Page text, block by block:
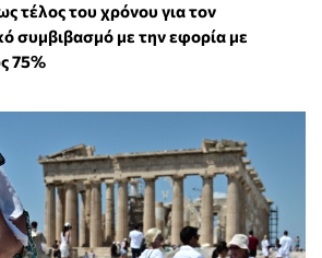
τέλος του χρόνου για τον
συμβιβασμό με την εφορία με
75%